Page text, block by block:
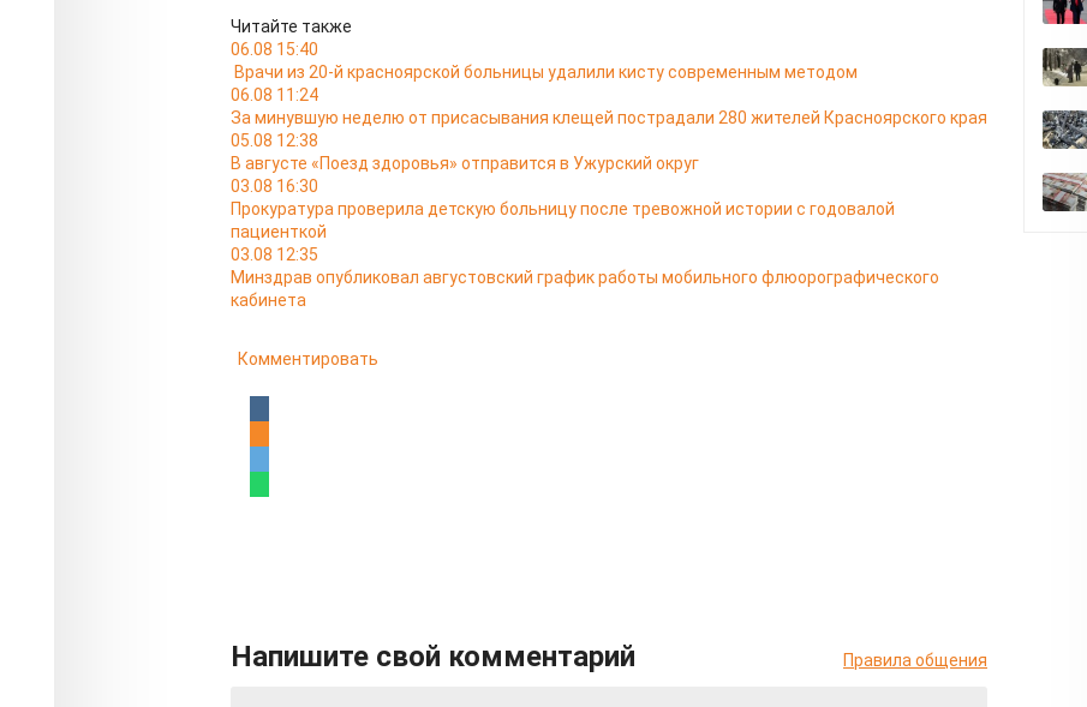
Читайте также
06.08 15:40
Врачи из 20-й красноярской больницы удалили кисту современным методом
06.08 11:24
За минувшую неделю от присасывания клещей пострадали 280 жителей Красноярского края
05.08 12:38
В августе «Поезд здоровья» отправится в Ужурский округ
03.08 16:30
Прокуратура проверила детскую больницу после тревожной истории с годовалой
пациенткой
03.08 12:35
Минздрав опубликовал августовский график работы мобильного флюорографического
кабинета
Комментировать
Напишите свой комментарий Правила общения